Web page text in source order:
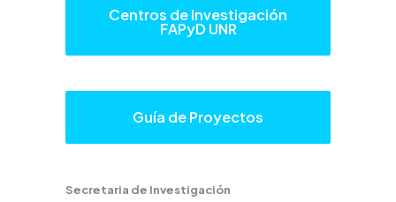
Centros de Investigación
FAPyD UNR
Guía de Proyectos
Secretaria de Investigación